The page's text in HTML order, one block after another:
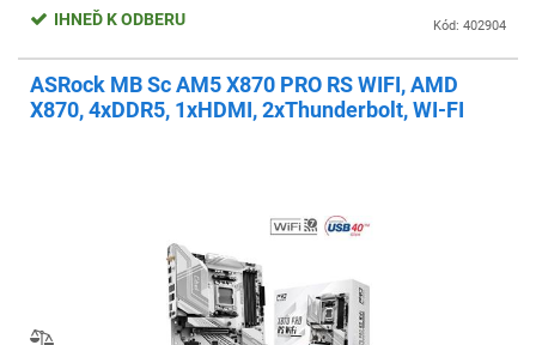
Kód: 402904
IHNEĎ K ODBERU
ASRock MB Sc AM5 X870 PRO RS WIFI, AMD
X870, 4xDDR5, 1xHDMI, 2xThunderbolt, WI-FI